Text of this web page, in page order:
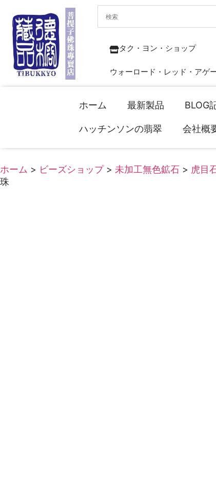
タク・ヨン・ショップ
ウォーロード・レッド・アゲ
ホーム 最新製品 BLOG
ハッチンソンの翡翠 会社概
ホーム > ビーズショップ> 未加工無色鉱石 > 虎目
珠